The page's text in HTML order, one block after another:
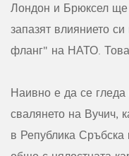
Лондон и Брюксел ще
запазят влиянието
фланг" на НАТО.
Наивно е да се
свалянето на Вучич,
в Република